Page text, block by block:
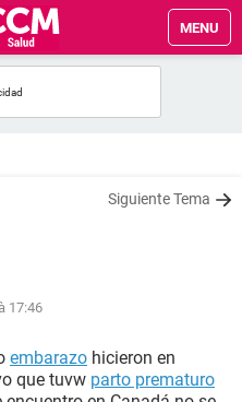
MENU
Siguiente Tema
17:46
embarazo hicieron en
que tuvw parto prematuro